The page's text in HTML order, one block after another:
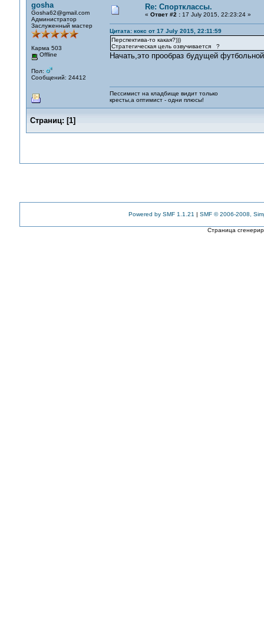
gosha
Gosha62@gmail.com
Администратор
Заслуженный мастер
Карма 503
Offline
Пол:
Сообщений: 24412
Re: Спортклассы.
« Ответ #2 :17 July 2015, 22:23:24 »
Цитата: кокс от 17 July 2015, 22:11:59
Перспектива-то какая?)))
Стратегическая цель озвучивается ?
Начать,это прообраз будущей
Пессимист на кладбище видит только
кресты,а оптимист - одни плюсы!
Страниц: [1]
Powered by SMF 1.1.21 | SMF © 2006-2008,
Страница